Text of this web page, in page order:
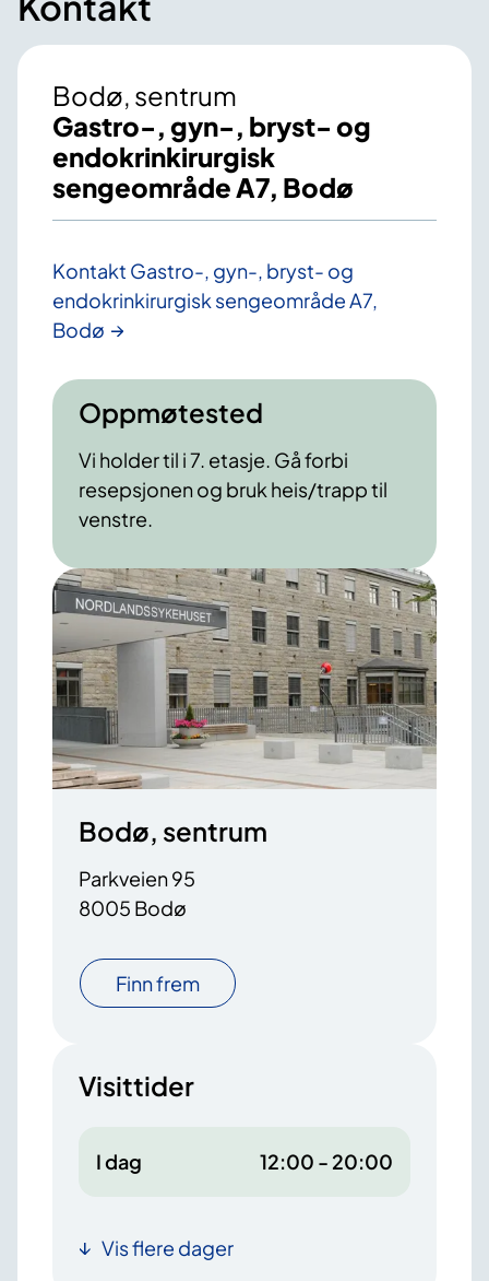
Bodø, sentrum
Gastro-, gyn-, bryst- og
endokrinkirurgisk
sengeområde A7, Bodø
Kontakt Gastro-, gyn-, bryst- og
endokrinkirurgisk sengeområde A7,
Bodø
Oppmøtested
Vi holder til i 7. etasje. Gå forbi
resepsjonen og bruk heis/trapp til
venstre.
Bodø, sentrum
Parkveien 95
8005 Bodø
Finn frem
Visittider
I dag 12:00 - 20:00
Vis flere dager